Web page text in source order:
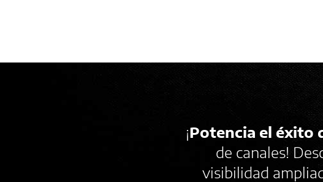
¡Potencia el éxito
de canales!
visibilidad